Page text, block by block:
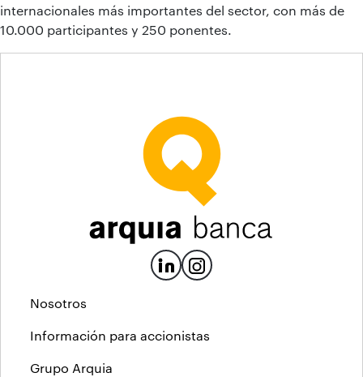
internacionales más importantes del sector, con más de
10.000 participantes y 250 ponentes.
Nosotros
Información para accionistas
Grupo Arquia